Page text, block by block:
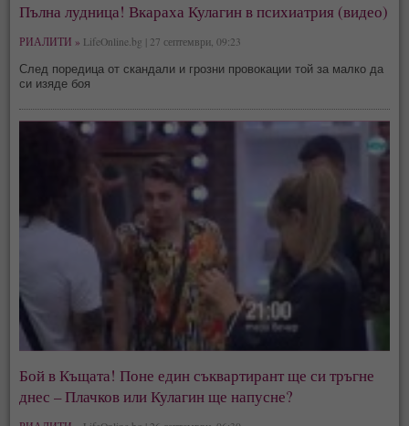
Пълна лудница! Вкараха Кулагин в психиатрия (видео)
РИАЛИТИ » LifeOnline.bg | 27 септември, 09:23
След поредица от скандали и грозни провокации той за малко да
си изяде боя
Бой в Къщата! Поне един съквартирант ще си тръгне
днес – Плачков или Кулагин ще напусне?